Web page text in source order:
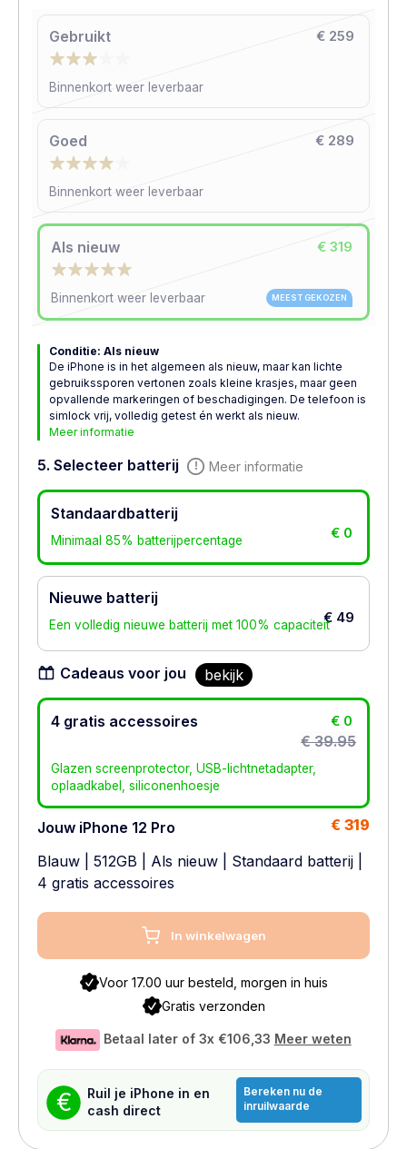
Gebruikt € 259
Binnenkort weer leverbaar
Goed € 289
Binnenkort weer leverbaar
Als nieuw
MEEST GEKOZEN
€ 319
Binnenkort weer leverbaar
Conditie: Als nieuw
De iPhone is in het algemeen als nieuw, maar kan lichte
gebruikssporen vertonen zoals kleine krasjes, maar geen
opvallende markeringen of beschadigingen. De telefoon is
simlock vrij, volledig getest én werkt als nieuw.
Meer informatie
5. Selecteer batterij Meer informatie
Standaardbatterij
€ 0
Minimaal 85% batterijpercentage
Nieuwe batterij
€ 49
Een volledig nieuwe batterij met 100% capaciteit
Cadeaus voor jou bekijk
4 gratis accessoires € 0
€ 39.95
Glazen screenprotector, USB-lichtnetadapter,
oplaadkabel, siliconenhoesje
Jouw iPhone 12 Pro
€ 319
Blauw
512GB Als nieuw Standaard batterij
4 gratis accessoires
In winkelwagen
Voor 17.00 uur besteld, morgen in huis
Gratis verzonden
Betaal later of 3x €106,33 Meer weten
€
Ruil je iPhone in en
cash direct
Bereken nu de
inruilwaarde